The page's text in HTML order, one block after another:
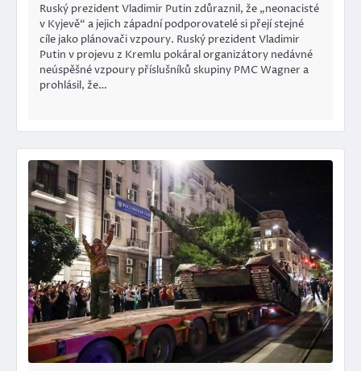
Ruský prezident Vladimir Putin zdůraznil, že „neonacisté
v Kyjevě“ a jejich západní podporovatelé si přejí stejné
cíle jako plánovači vzpoury. Ruský prezident Vladimir
Putin v projevu z Kremlu pokáral organizátory nedávné
neúspěšné vzpoury příslušníků skupiny PMC Wagner a
prohlásil, že…